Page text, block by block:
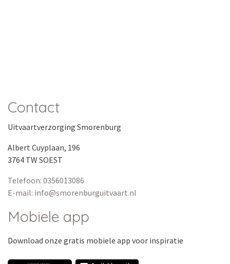
Contact
Uitvaartverzorging Smorenburg
Albert Cuyplaan, 196
3764 TW SOEST
Telefoon: 0356013086
E-mail: info@smorenburguitvaart.nl
Mobiele app
Download onze gratis mobiele app voor inspiratie